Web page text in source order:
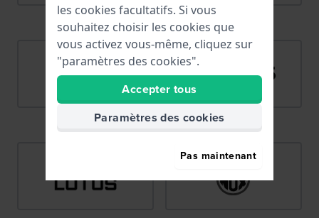
Lacoste
Lorus
les cookies facultatifs. Si vous
souhaitez choisir les cookies que
vous activez vous-même, cliquez sur
"paramètres des cookies".
Accepter tous
Paramètres des cookies
Pas maintenant